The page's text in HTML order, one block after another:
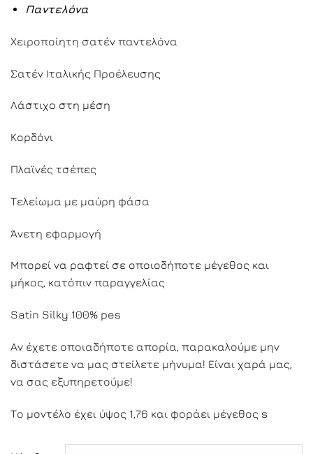
Παντελόνα
Χειροποίητη σατέν παντελόνα
Σατέν Ιταλικής Προέλευσης
Λάστιχο στη μέση
Κορδόνι
Πλαϊνές τσέπες
Τελείωμα με μαύρη φάσα
Άνετη εφαρμογή
Μπορεί να ραφτεί σε οποιοδήποτε μέγεθος και
μήκος, κατόπιν παραγγελίας
Satin Silky 100% pes
Αν έχετε οποιαδήποτε απορία, παρακαλούμε μην
διστάσετε να μας στείλετε μήνυμα! Είναι χαρά μας,
να σας εξυπηρετούμε!
Το μοντέλο έχει ύψος 1,76 και φοράει μέγεθος s